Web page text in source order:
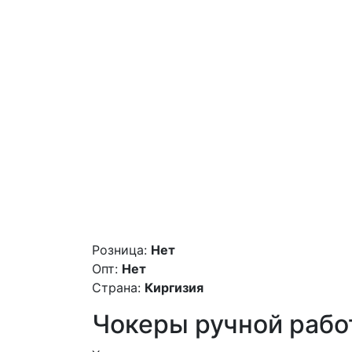
Розница: Нет
Опт: Нет
Страна: Киргизия
Чокеры ручной